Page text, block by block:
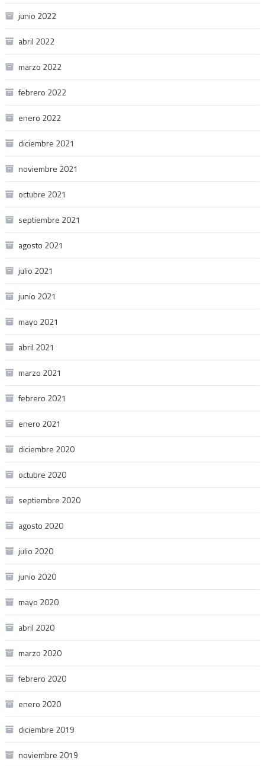
junio 2022
abril 2022
marzo 2022
febrero 2022
enero 2022
diciembre 2021
noviembre 2021
octubre 2021
septiembre 2021
agosto 2021
julio 2021
junio 2021
mayo 2021
abril 2021
marzo 2021
febrero 2021
enero 2021
diciembre 2020
octubre 2020
septiembre 2020
agosto 2020
julio 2020
junio 2020
mayo 2020
abril 2020
marzo 2020
febrero 2020
enero 2020
diciembre 2019
noviembre 2019